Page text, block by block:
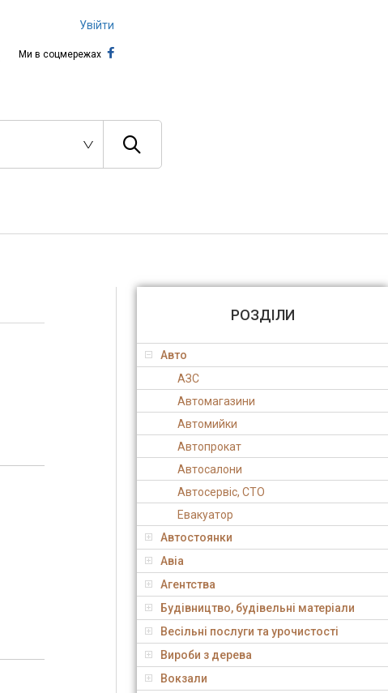
Ми в соцмережах
Увійти
РОЗДІЛИ
Авто
АЗС
Автомагазини
Автомийки
Автопрокат
Автосалони
Автосервіс, СТО
Евакуатор
Автостоянки
Авіа
Агентства
Будівництво, будівельні матеріали
Весільні послуги та урочистості
Вироби з дерева
Вокзали